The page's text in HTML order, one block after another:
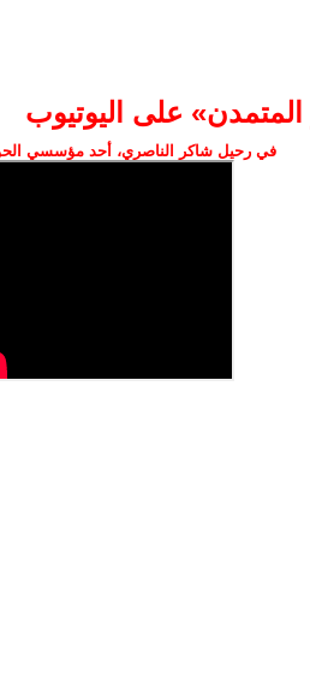
على اليوتيوب
في رحيل شاكر الناصري، أحد مؤسسي